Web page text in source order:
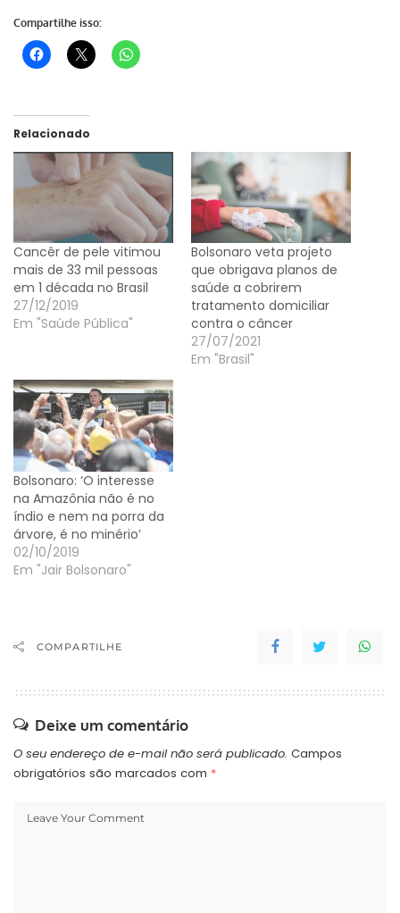
Compartilhe isso:
Relacionado
Cancêr de pele vitimou
mais de 33 mil pessoas
em 1 década no Brasil
27/12/2019
Em "Saúde Pública"
Bolsonaro veta projeto
que obrigava planos de
saúde a cobrirem
tratamento domiciliar
contra o câncer
27/07/2021
Em "Brasil"
Bolsonaro: ‘O interesse
na Amazônia não é no
índio e nem na porra da
árvore, é no minério’
02/10/2019
Em "Jair Bolsonaro"
COMPARTILHE
Deixe um comentário
O seu endereço de e-mail não será publicado. Campos
obrigatórios são marcados com *